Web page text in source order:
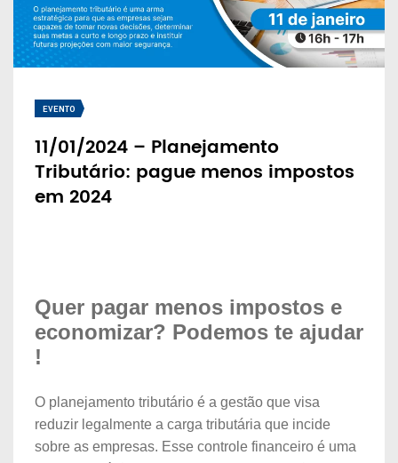
EVENTO
11/01/2024 – Planejamento
Tributário: pague menos impostos
em 2024
Quer pagar menos impostos e
economizar? Podemos te ajudar
!
O planejamento tributário é a gestão que visa
reduzir legalmente a carga tributária que incide
sobre as empresas. Esse controle financeiro é uma